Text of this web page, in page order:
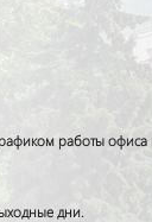
работы
дни.